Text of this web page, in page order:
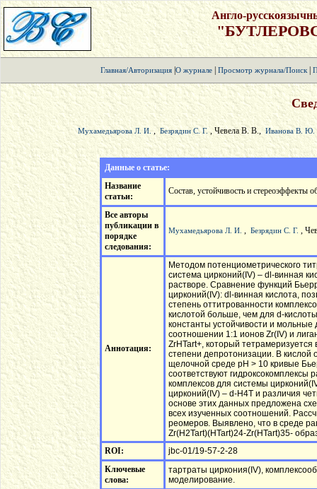
Англо-
Главная/Авторизация| О журнале| Просмотр журнала/Поиск|
Мухамедьярова Л. И.,Безрядин С. Г., Чевела В. В., Иванова В. Ю.
Данные о статье:
Название
статьи:
Состав, устойчивость и стереоэффекты
Все авторы
публикации в
порядке
следования:
Мухамедьярова Л. И. , Безрядин С. Г. ,
Аннотация:
Методом потенциометрического
система цирконий(IV) – dl-винная
растворе. Сравнение функций
цирконий(IV): dl-винная кислота,
степень оттитрованности
кислотой больше, чем для d-
константы устойчивости и
соотношении 1:1 ионов Zr(IV) и
ZrHTart+, который
степени депротонизации. В
щелочной среде рН > 10 кривые
соответствуют гидроксокомплексы
комплексов для системы
цирконий(IV) – d-H4T и различия
основе этих данных предложена
всех изученных соотношений.
реомеров. Выявлено, что в среде
Zr(H2Tart)(НTart)24-Zr(HTart)35-
ROI:
jbc-01/19-57-2-28
Ключевые
слова:
тартраты циркония(IV),
моделирование.